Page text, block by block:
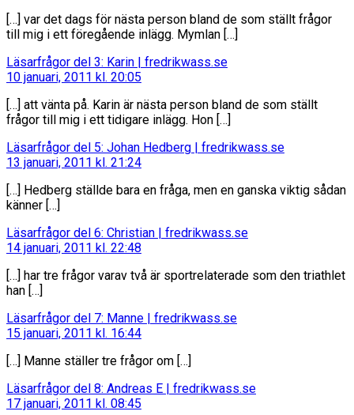
[…] var det dags för nästa person bland de som ställt frågor
till mig i ett föregående inlägg. Mymlan […]
Läsarfrågor del 3: Karin | fredrikwass.sesäger:
10 januari, 2011 kl. 20:05
[…] att vänta på. Karin är nästa person bland de som ställt
frågor till mig i ett tidigare inlägg. Hon […]
Läsarfrågor del 5: Johan Hedberg | fredrikwass.sesäger:
13 januari, 2011 kl. 21:24
[…] Hedberg ställde bara en fråga, men en ganska viktig sådan
känner […]
Läsarfrågor del 6: Christian | fredrikwass.sesäger:
14 januari, 2011 kl. 22:48
[…] har tre frågor varav två är sportrelaterade som den triathlet
han […]
Läsarfrågor del 7: Manne | fredrikwass.sesäger:
15 januari, 2011 kl. 16:44
[…] Manne ställer tre frågor om […]
Läsarfrågor del 8: Andreas E | fredrikwass.sesäger:
17 januari, 2011 kl. 08:45